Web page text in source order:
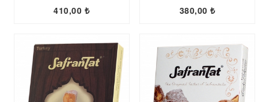
410,00 ₺ 380,00 ₺